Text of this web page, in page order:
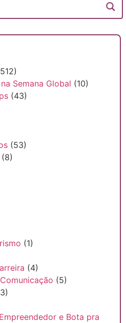
Semana Global (10)
(43)
(53)
(8)
(1)
(4)
(5)
e Bota pra